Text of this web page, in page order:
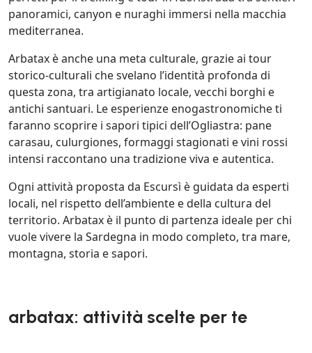
panoramici, canyon e nuraghi immersi nella macchia
mediterranea.
Arbatax è anche una meta culturale, grazie ai tour
storico-culturali che svelano l’identità profonda di
questa zona, tra artigianato locale, vecchi borghi e
antichi santuari. Le esperienze enogastronomiche ti
faranno scoprire i sapori tipici dell’Ogliastra: pane
carasau, culurgiones, formaggi stagionati e vini rossi
intensi raccontano una tradizione viva e autentica.
Ogni attività proposta da Escursì è guidata da esperti
locali, nel rispetto dell’ambiente e della cultura del
territorio. Arbatax è il punto di partenza ideale per chi
vuole vivere la Sardegna in modo completo, tra mare,
montagna, storia e sapori.
arbatax: attività scelte per te